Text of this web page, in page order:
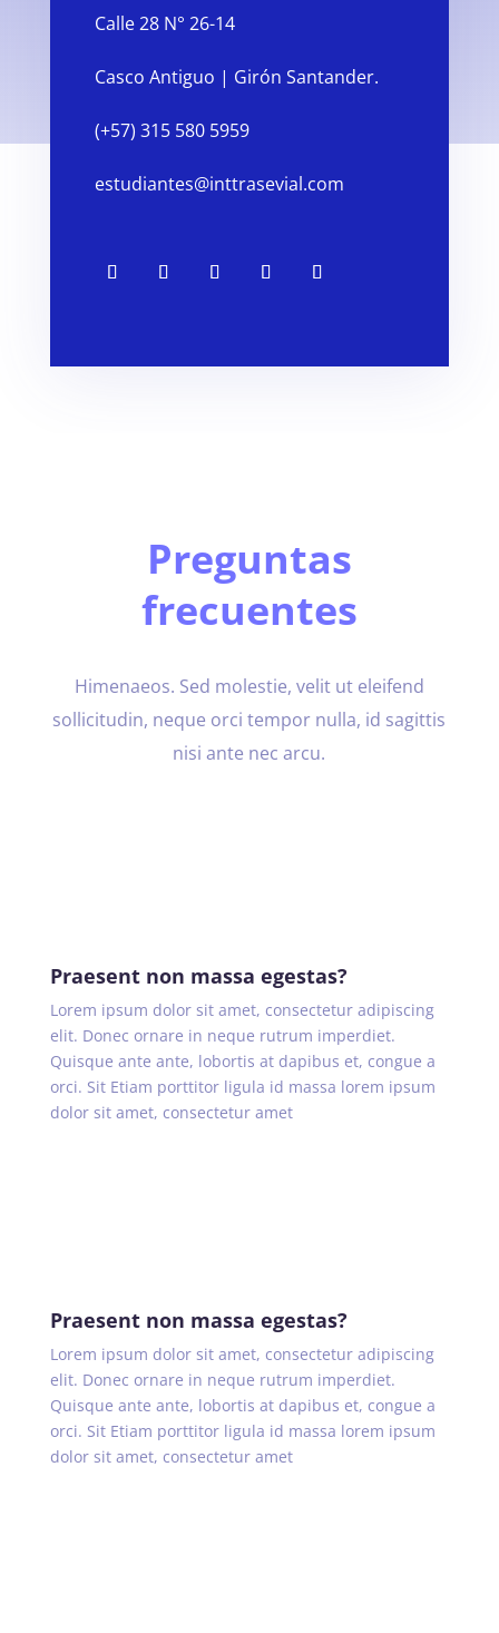
Calle 28 N° 26-14
Casco Antiguo | Girón Santander.
(+57) 315 580 5959
estudiantes@inttrasevial.com
Preguntas
frecuentes
Himenaeos. Sed molestie, velit ut eleifend
sollicitudin, neque orci tempor nulla, id sagittis
nisi ante nec arcu.
Praesent non massa egestas?
Lorem ipsum dolor sit amet, consectetur adipiscing
elit. Donec ornare in neque rutrum imperdiet.
Quisque ante ante, lobortis at dapibus et, congue a
orci. Sit Etiam porttitor ligula id massa lorem ipsum
dolor sit amet, consectetur amet
Praesent non massa egestas?
Lorem ipsum dolor sit amet, consectetur adipiscing
elit. Donec ornare in neque rutrum imperdiet.
Quisque ante ante, lobortis at dapibus et, congue a
orci. Sit Etiam porttitor ligula id massa lorem ipsum
dolor sit amet, consectetur amet